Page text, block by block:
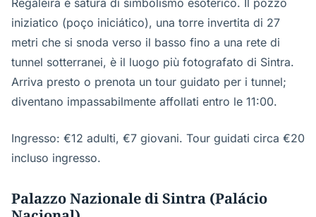
iniziatico (poço iniciático), una torre invertita di 27
metri che si snoda verso il basso fino a una rete di
tunnel sotterranei, è il luogo più fotografato di Sintra.
Arriva presto o prenota un tour guidato per i tunnel;
diventano impassabilmente affollati entro le 11:00.
Ingresso: €12 adulti, €7 giovani. Tour guidati circa €20
incluso ingresso.
Palazzo Nazionale di Sintra (Palácio